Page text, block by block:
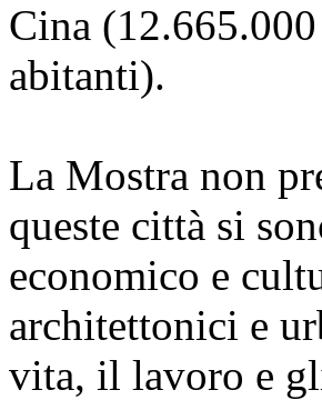
Cina
abitanti).
La Mostra non
queste città si
economico e
architettonici e
vita, il lavoro e